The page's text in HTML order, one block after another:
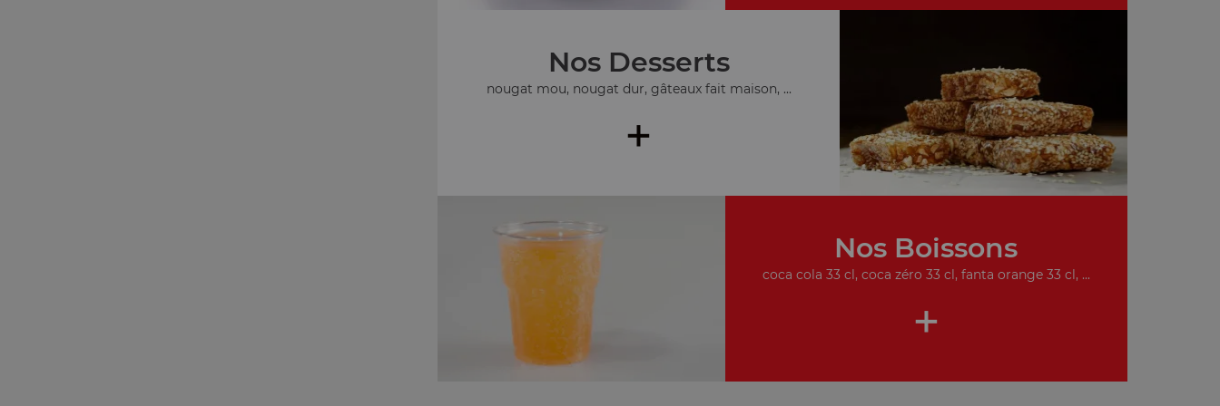
Nos Desserts
nougat mou, nougat dur, gâteaux fait maison, ...
+
Nos Boissons
coca cola 33 cl, coca zéro 33 cl, fanta orange 33 cl, ...
+